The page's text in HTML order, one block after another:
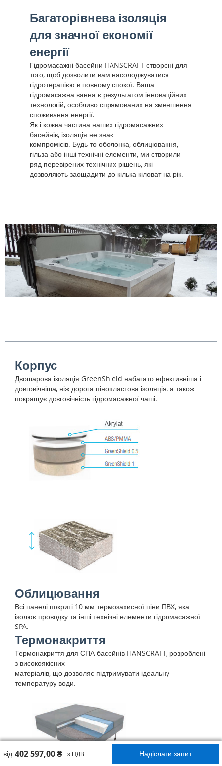
Багаторівнева ізоляція
для значної економії
енергії
Гідромасажні басейни HANSCRAFT створені для
того, щоб дозволити вам насолоджуватися
гідротерапією в повному спокої. Ваша
гідромасажна ванна є результатом інноваційних
технологій, особливо спрямованих на зменшення
споживання енергії.
Як і кожна частина наших гідромасажних
басейнів, ізоляція не знає
компромісів. Будь то оболонка, облицювання,
гільза або інші технічні елементи, ми створили
ряд перевірених технічних рішень, які
дозволяють заощадити до кілька кіловат на рік.
Корпус
Двошарова ізоляція GreenShield набагато ефективніша і
довговічніша, ніж дорога пінопластова ізоляція, а також
покращує довговічність гідромасажної чаші.
Облицювання
Всі панелі покриті 10 мм термозахисної піни ПВХ, яка
ізолює проводку та інші технічні елементи гідромасажної
SPA.
Термонакриття
Термонакриття для СПА басейнів HANSCRAFT, розроблені
з високоякісних
матеріалів, що дозволяє підтримувати ідеальну
температуру води.
402 597,00 ₴ з ПДВ
від Надіслати запит